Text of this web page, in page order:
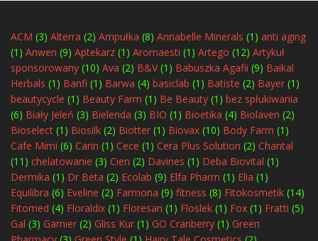
ACM (3) Alterra (2) Ampułka (8) Annabelle Minerals (1) anti aging
(1) Anwen (9) Aptekarz (1) Aromaesti (1) Artego (12) Artykuł
sponsorowany (10) Ava (2) B&V(1) Babuszka Agafii (9) Baikal
Herbals (1) Banfi (1) Barwa (4) basiclab (1) Batiste (2) Bayer (1)
beautycycle (1) Beauty Farm (1) Be Beauty (1) bez spłukiwania
(6) Biały Jeleń (3) Bielenda (3) BIO (1) Bioetika (4) Biolaven (2)
Bioselect (1) Biosilk (2) Biotter (1) Biovax (10) Body Farm (1)
Cafe Mimi (6) Carin (1) Cece (1) Cera Plus Solution (2) Chantal
(11) chelatowanie (3) Cien (2) Davines (1) Deba Biovital (1)
Dermika (1) Dr Beta (2) Ecolab (9) Elfa Pharm (1) Elia (1)
Equilibra (6) Eveline (2) Farmona (9) fitness (8) Fitokosmetik (14)
Fitomed (4) Floraldix (1) Floresan (1) Floslek (1) Fox (1) Fratti (5)
Gal (3) Garnier (2) Gliss Kur (1) GO Cranberry (1) Green